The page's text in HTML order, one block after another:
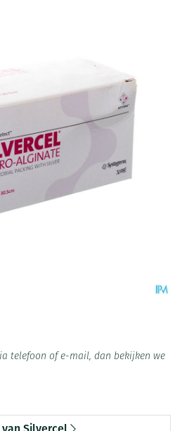
telefoon of e-mail, dan bekijken we